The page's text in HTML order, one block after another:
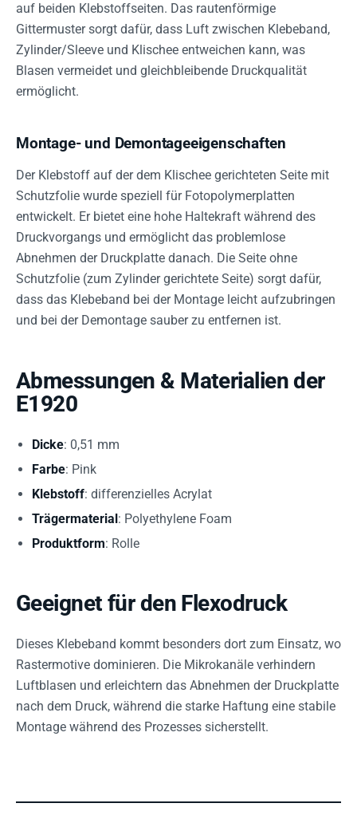
auf beiden Klebstoffseiten. Das rautenförmige
Gittermuster sorgt dafür, dass Luft zwischen Klebeband,
Zylinder/Sleeve und Klischee entweichen kann, was
Blasen vermeidet und gleichbleibende Druckqualität
ermöglicht.
Montage- und Demontageeigenschaften
Der Klebstoff auf der dem Klischee gerichteten Seite mit
Schutzfolie wurde speziell für Fotopolymerplatten
entwickelt. Er bietet eine hohe Haltekraft während des
Druckvorgangs und ermöglicht das problemlose
Abnehmen der Druckplatte danach. Die Seite ohne
Schutzfolie (zum Zylinder gerichtete Seite) sorgt dafür,
dass das Klebeband bei der Montage leicht aufzubringen
und bei der Demontage sauber zu entfernen ist.
Abmessungen & Materialien der
E1920
Dicke: 0,51 mm
Farbe: Pink
Klebstoff: differenzielles Acrylat
Trägermaterial: Polyethylene Foam
Produktform: Rolle
Geeignet für den Flexodruck
Dieses Klebeband kommt besonders dort zum Einsatz, wo
Rastermotive dominieren. Die Mikrokanäle verhindern
Luftblasen und erleichtern das Abnehmen der Druckplatte
nach dem Druck, während die starke Haftung eine stabile
Montage während des Prozesses sicherstellt.